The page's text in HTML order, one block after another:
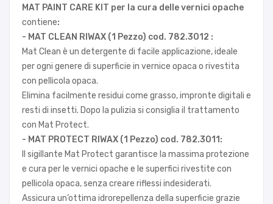
MAT PAINT CARE KIT per la cura delle vernici opache
contiene:
- MAT CLEAN RIWAX (1 Pezzo) cod. 782.3012 :
Mat Clean è un detergente di facile applicazione, ideale
per ogni genere di superficie in vernice opaca o rivestita
con pellicola opaca.
Elimina facilmente residui come grasso, impronte digitali e
resti di insetti. Dopo la pulizia si consiglia il trattamento
con Mat Protect.
- MAT PROTECT RIWAX (1 Pezzo) cod. 782.3011:
Il sigillante Mat Protect garantisce la massima protezione
e cura per le vernici opache e le superfici rivestite con
pellicola opaca, senza creare riflessi indesiderati.
Assicura un’ottima idrorepellenza della superficie grazie